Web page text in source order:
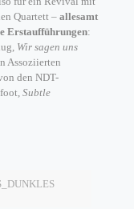
Quartett – allesamt
Erstaufführungen:
Wir sagen uns
Assoziierten
den NDT-
Subtle